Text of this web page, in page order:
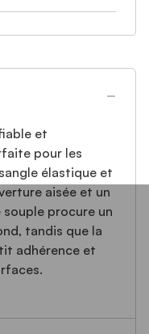
et
pour les
élastique et
aisée et un
procure un
tandis que la
adhérence et